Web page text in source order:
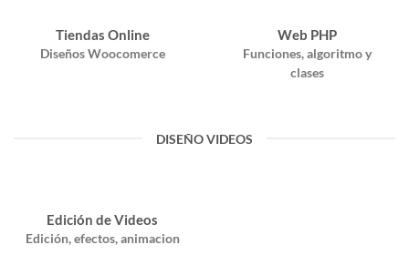
Tiendas Online
Diseños Woocomerce
Web PHP
Funciones, algoritmo y
clases
DISEÑO VIDEOS
Edición de Videos
Edición, efectos, animacion